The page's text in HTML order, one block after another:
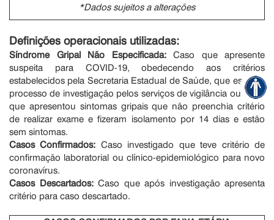
*Dados sujeitos a alterações
Definições operacionais utilizadas:
Síndrome Gripal Não Especificada:Caso que apresente
suspeita para COVID-19, obedecendo aos critérios
estabelecidos pela Secretaria Estadual de Saúde, que está em
processo de investigação pelos serviços de vigilância ou Caso
que apresentou sintomas gripais que não preenchia critério
de realizar exame e fizeram isolamento por 14 dias e estão
sem sintomas.
Casos Confirmados: Caso investigado que teve critério de
confirmação laboratorial ou clínico-epidemiológico para novo
coronavírus.
Casos Descartados:Caso que após investigação apresenta
critério para caso descartado.